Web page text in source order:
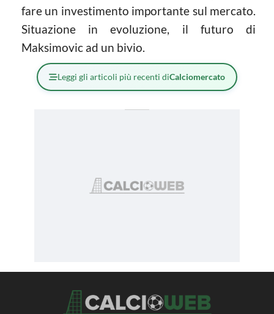
fare un investimento importante sul mercato.
Situazione in evoluzione, il futuro di
Maksimovic ad un bivio.
Leggi gli articoli più recenti diCalciomercato